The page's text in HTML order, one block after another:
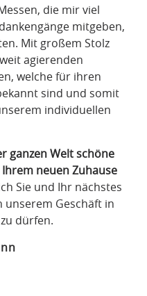
die mir viel
mitgeben,
Mit großem Stolz
agierenden
welche für ihren
sind und somit
individuellen
ganzen Welt schöne
neuen Zuhause
Sie und Ihr nächstes
Geschäft in
dürfen.